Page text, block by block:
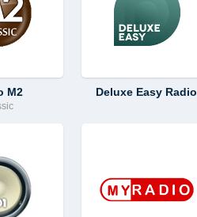
M2 Deluxe Easy Radio